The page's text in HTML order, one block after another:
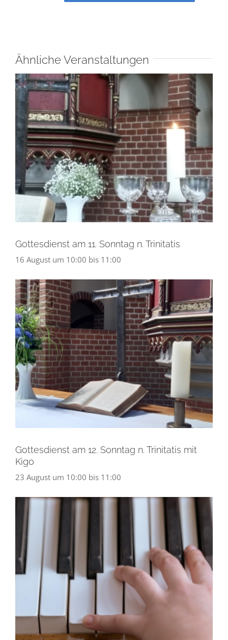
Ähnliche Veranstaltungen
Gottesdienst am 11. Sonntag n. Trinitatis
16 August um 10:00 bis 11:00
Gottesdienst am 12. Sonntag n. Trinitatis mit
Kigo
23 August um 10:00 bis 11:00